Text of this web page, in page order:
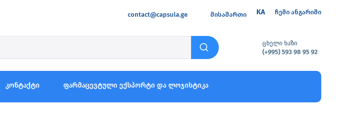
ჩემი ანგარიში
KA
მისამართი
contact@capsula.ge
ცხელი ხაზი
(+995) 593 98 95 92
კონტაქტი ფარმაცევტული ექსპორტი და ლოჯისტიკა